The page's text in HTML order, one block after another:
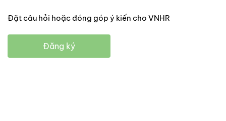
Đặt câu hỏi hoặc đóng góp ý kiến cho VNHR
Đăng ký